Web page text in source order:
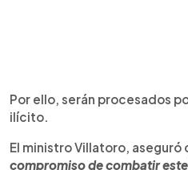
Por ello, serán procesados
ilícito.
El ministro Villatoro, aseguró
compromiso de combatir